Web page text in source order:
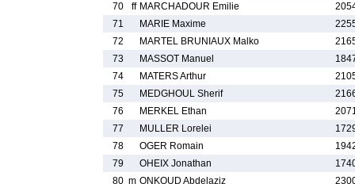
70
ff MARCHADOUR Emilie
71
MARIE Maxime
72
MARTEL BRUNIAUX Malko
73
MASSOT Manuel
74
MATERS Arthur
75
MEDGHOUL Sherif
76
MERKEL Ethan
77
MULLER Lorelei
78
OGER Romain
79
OHEIX Jonathan
80 m ONKOUD Abdelaziz